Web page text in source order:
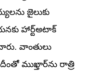
జైలుకు
హార్ట్‌అటాక్‌
వాంతులు
ముఖ్తార్‌ను రాత్రి